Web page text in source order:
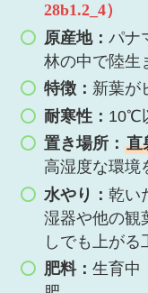
28b1.2_4）
原産地：パナ
林の中で陸生
特徴： 新葉が
耐寒性： 10℃
置き場所：直
高湿度な環
水やり：乾
湿器や他の観
しでも上がる
肥料：生育中